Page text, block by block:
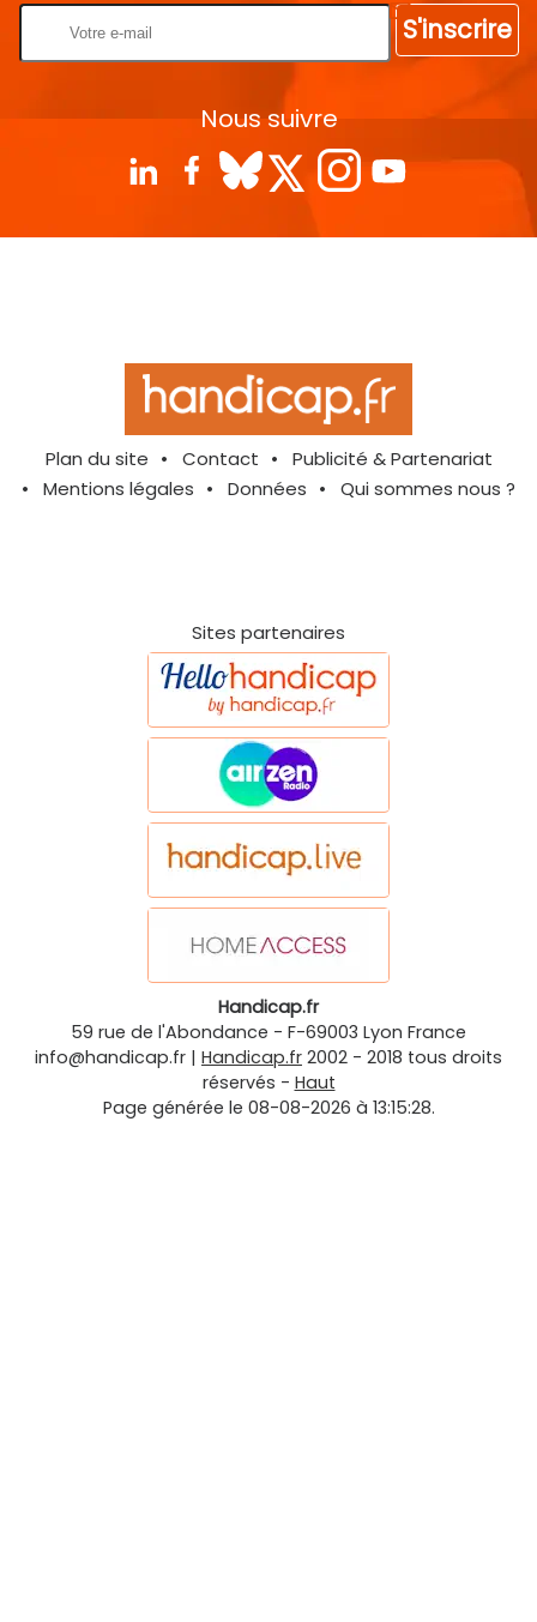
S'inscrire
Nous suivre
Plan du site Contact
Publicité & Partenariat
Mentions légales
Données Qui sommes nous ?
Sites partenaires
Handicap.fr
59 rue de l'Abondance - F-69003 Lyon France
info@handicap.fr | Handicap.fr 2002 - 2018 tous droits
réservés - Haut
Page générée le 08-08-2026 à 13:15:28.